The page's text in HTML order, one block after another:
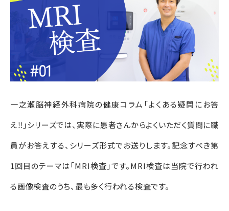
一之瀬脳神経外科病院の健康コラム「よくある疑問にお答
え‼」シリーズでは、実際に患者さんからよくいただく質問に職
員がお答えする、シリーズ形式でお送りします。記念すべき第
1回目のテーマは「MRI検査」です。MRI検査は当院で行われ
る画像検査のうち、最も多く行われる検査です。